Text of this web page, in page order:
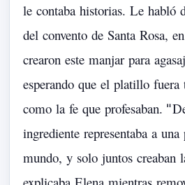
le contaba historias. Le habló
del convento de Santa Rosa, en
crearon este manjar para
esperando que el platillo fuera
como la fe que profesaban. "
ingrediente representaba a una
mundo, y solo juntos creaban